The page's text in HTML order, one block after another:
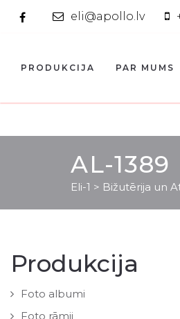
eli@apollo.lv
PRODUKCIJA PAR MUMS
AL-1389
Eli-1 > Bižutērija un
Produkcija
Foto albumi
Foto rāmji